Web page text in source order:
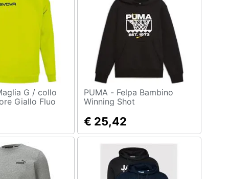
Giallo Fluo
PUMA - Felpa Bambino
Winning Shot
€ 25,42